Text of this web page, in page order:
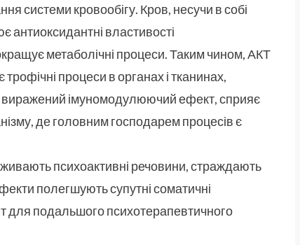
системи кровообігу. Кров, несучи в собі
антиоксидантні властивості
метаболічні процеси. Таким чином, АКТ
процеси в органах і тканинах,
виражений імуномодулюючий ефект, сприяє
де головним господарем процесів є
психоактивні речовини, страждають
полегшують супутні соматичні
для подальшого психотерапевтичного